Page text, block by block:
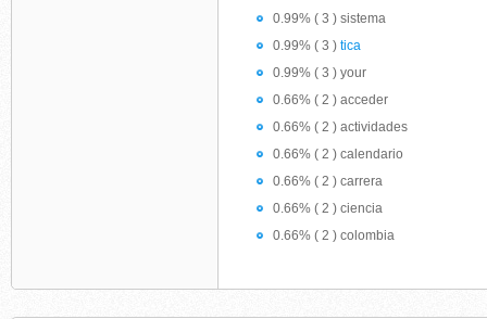
0.99% ( 3 ) sistema
0.99% ( 3 ) tica
0.99% ( 3 ) your
0.66% ( 2 ) acceder
0.66% ( 2 ) actividades
0.66% ( 2 ) calendario
0.66% ( 2 ) carrera
0.66% ( 2 ) ciencia
0.66% ( 2 ) colombia